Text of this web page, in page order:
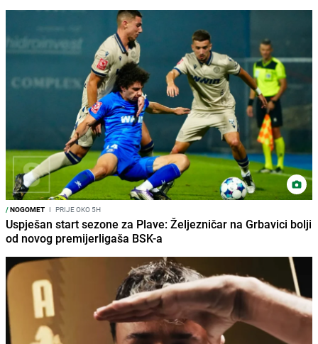
/NOGOMET I PRIJE OKO 5H
Uspješan start sezone za Plave: Željezničar na Grbavici bolji
od novog premijerligaša BSK-a